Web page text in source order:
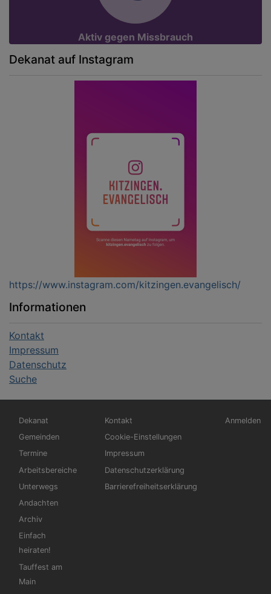
Aktiv gegen Missbrauch
Dekanat auf Instagram
https://www.instagram.com/kitzingen.evangelisch/
Informationen
Kontakt
Impressum
Datenschutz
Suche
Hauptnavigation
Dekanat
Gemeinden
Termine
Arbeitsbereiche
Unterwegs
Andachten
Archiv
Einfach
heiraten!
Tauffest am
Main
Fußbereichsmenü
Kontakt
Cookie-Einstellungen
Impressum
Datenschutzerklärung
Barrierefreiheitserklärung
Anmelden